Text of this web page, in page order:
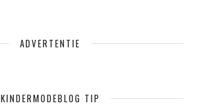
ADVERTENTIE
KINDERMODEBLOG TIP